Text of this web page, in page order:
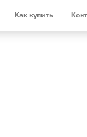
Как купить